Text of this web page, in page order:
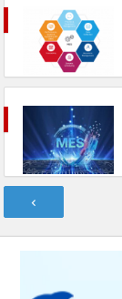
文章导航